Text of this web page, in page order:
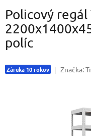
Policový regál
políc
Záruka 10 rokov Značka: